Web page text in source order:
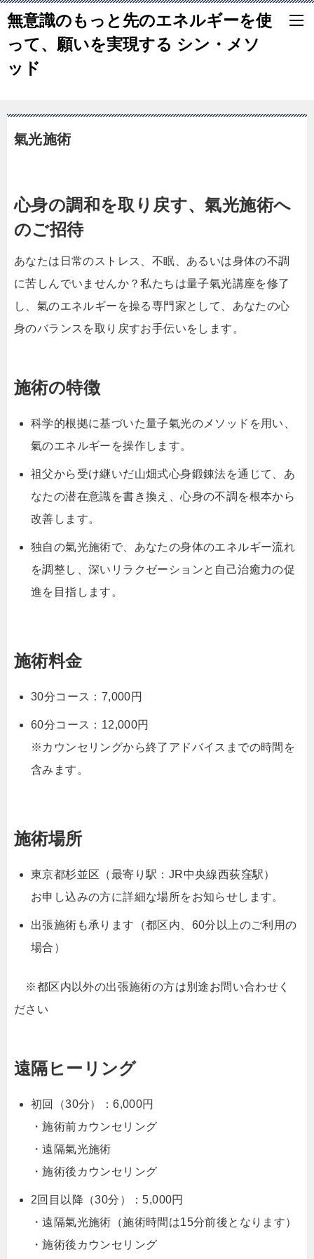
無意識のもっと先のエネルギーを使
って、願いを実現する シン・メソ
ッド
氣光施術
心身の調和を取り戻す、氣光施術へ
のご招待
あなたは日常のストレス、不眠、あるいは身体の不調
に苦しんでいませんか？私たちは量子氣光講座を修了
し、氣のエネルギーを操る専門家として、あなたの心
身のバランスを取り戻すお手伝いをします。
施術の特徴
科学的根拠に基づいた量子氣光のメソッドを用い、
氣のエネルギーを操作します。
祖父から受け継いだ山畑式心身鍛錬法を通じて、あ
なたの潜在意識を書き換え、心身の不調を根本から
改善します。
独自の氣光施術で、あなたの身体のエネルギー流れ
を調整し、深いリラクゼーションと自己治癒力の促
進を目指します。
施術料金
30分コース：7,000円
60分コース：12,000円
※カウンセリングから終了アドバイスまでの時間を
含みます。
施術場所
東京都杉並区（最寄り駅：JR中央線西荻窪駅）
お申し込みの方に詳細な場所をお知らせします。
出張施術も承ります（都区内、60分以上のご利用の
場合）
※都区内以外の出張施術の方は別途お問い合わせく
ださい
遠隔ヒーリング
初回（30分）：6,000円
・施術前カウンセリング
・遠隔氣光施術
・施術後カウンセリング
2回目以降（30分）：5,000円
・遠隔氣光施術（施術時間は15分前後となります）
・施術後カウンセリング